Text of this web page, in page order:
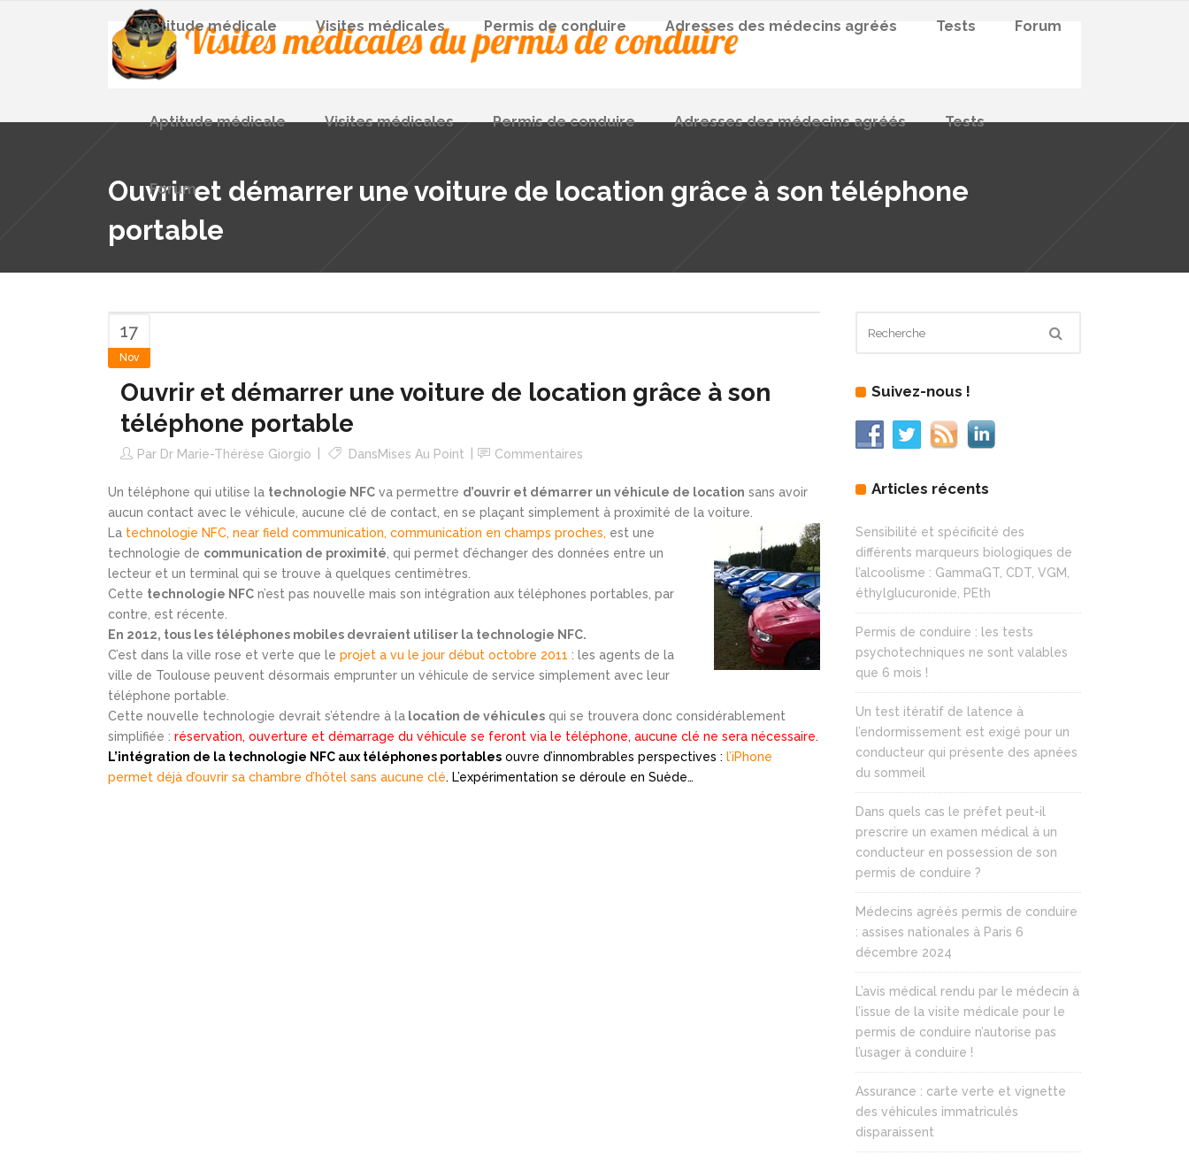
Aptitude médicale Visites médicales Permis de conduire Adresses des médecins agréés Tests
Forum
Aptitude médicale Visites médicales Permis de conduire Adresses des médecins agréés Tests Forum
Ouvrir et démarrer une voiture de location grâce à son téléphone
portable
17
Nov
Ouvrir et démarrer une voiture de location grâce à son
téléphone portable
Par Dr Marie-Thérèse Giorgio DansMises Au Point Commentaires
Un téléphone qui utilise la technologie NFC va permettre d’ouvrir et démarrer un véhicule de location sans avoir
aucun contact avec le véhicule, aucune clé de contact, en se plaçant simplement à proximité de la voiture.
La technologie NFC, near field communication, communication en champs proches, est une
technologie de communication de proximité , qui permet d’échanger des données entre un
lecteur et un terminal qui se trouve à quelques centimètres.
Cette technologie NFC n’est pas nouvelle mais son intégration aux téléphones portables, par
contre, est récente.
En 2012, tous les téléphones mobiles devraient utiliser la technologie NFC.
C’est dans la ville rose et verte que le projet a vu le jour début octobre 2011 : les agents de la
ville de Toulouse peuvent désormais emprunter un véhicule de service simplement avec leur
téléphone portable.
Cette nouvelle technologie devrait s’étendre à la location de véhicules qui se trouvera donc considérablement
simplifiée : réservation, ouverture et démarrage du véhicule se feront via le téléphone, aucune clé ne sera nécessaire.
L’intégration de la technologie NFC aux téléphones portables ouvre d’innombrables perspectives : l’iPhone
permet déjà d’ouvrir sa chambre d’hôtel sans aucune clé. L’expérimentation se déroule en Suède…
Suivez-nous !
Articles récents
Sensibilité et spécificité des
différents marqueurs biologiques de
l’alcoolisme : GammaGT, CDT, VGM,
éthylglucuronide, PEth
Permis de conduire : les tests
psychotechniques ne sont valables
que 6 mois !
Un test itératif de latence à
l’endormissement est exigé pour un
conducteur qui présente des apnées
du sommeil
Dans quels cas le préfet peut-il
prescrire un examen médical à un
conducteur en possession de son
permis de conduire ?
Médecins agréés permis de conduire
: assises nationales à Paris 6
décembre 2024
L’avis médical rendu par le médecin à
l’issue de la visite médicale pour le
permis de conduire n’autorise pas
l’usager à conduire !
Assurance : carte verte et vignette
des véhicules immatriculés
disparaissent